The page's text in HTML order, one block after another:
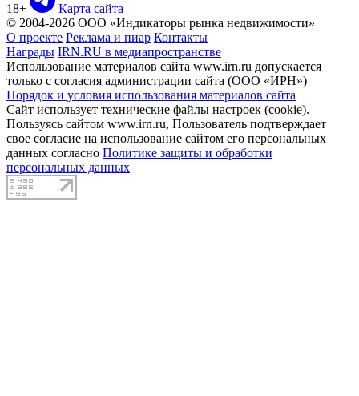
18+
Карта сайта
© 2004-2026 ООО «Индикаторы рынка недвижимости»
О проекте Реклама и пиар Контакты
Награды IRN.RU в медиапространстве
Использование материалов сайта www.irn.ru допускается
только с согласия администрации сайта (ООО «ИРН»)
Порядок и условия использования материалов сайта
Сайт использует технические файлы настроек (cookie).
Пользуясь сайтом www.irn.ru, Пользователь подтверждает
свое согласие на использование сайтом его персональных
данных согласно Политике защиты и обработки
персональных данных